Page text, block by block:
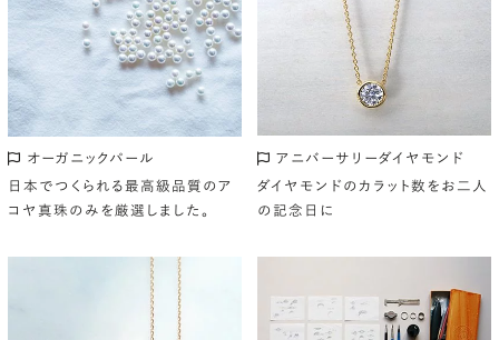
オーガニックパール
日本でつくられる最高級品質のア
コヤ真珠のみを厳選しました。
アニバーサリーダイヤモンド
ダイヤモンドのカラット数をお二人
の記念日に